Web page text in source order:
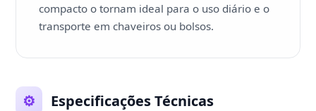
compacto o tornam ideal para o uso diário e o
transporte em chaveiros ou bolsos.
⚙️ Especificações Técnicas